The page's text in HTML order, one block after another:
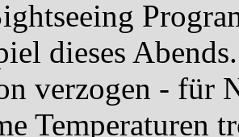
dieses
verzogen - für
Temperaturen